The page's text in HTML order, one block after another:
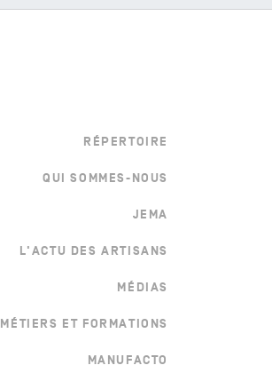
RÉPERTOIRE
QUI SOMMES-NOUS
JEMA
L'ACTU DES ARTISANS
MÉDIAS
MÉTIERS ET FORMATIONS
MANUFACTO